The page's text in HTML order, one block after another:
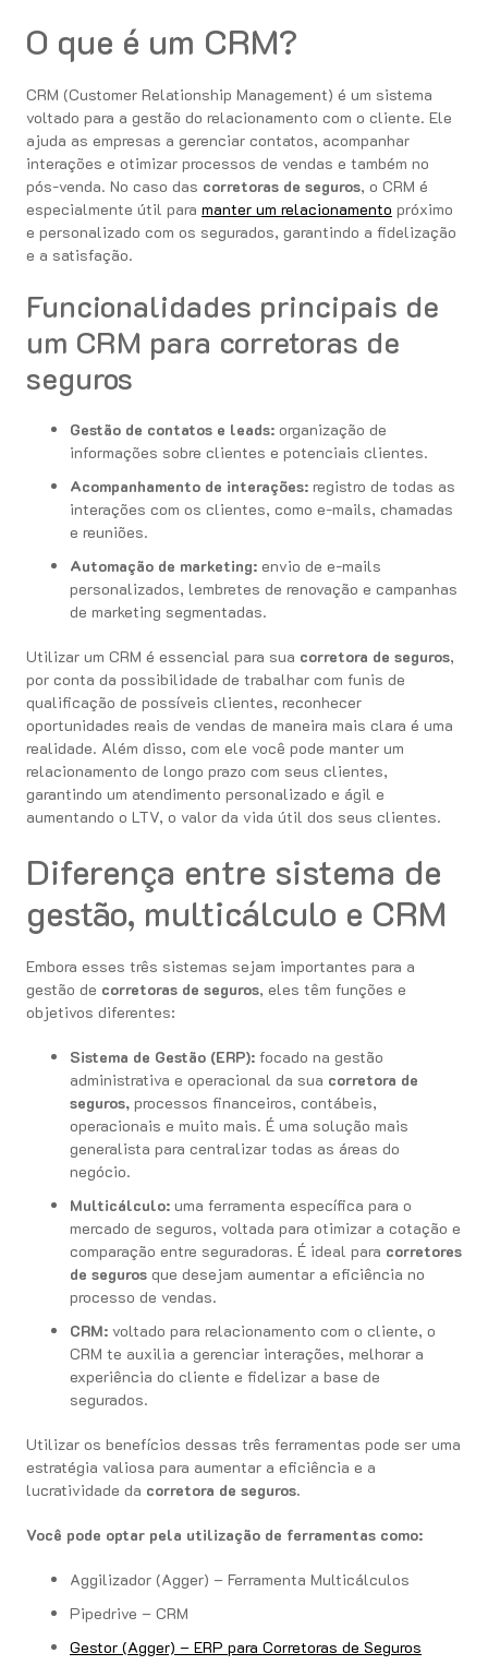
O que é um CRM?
CRM (Customer Relationship Management) é um sistema
voltado para a gestão do relacionamento com o cliente. Ele
ajuda as empresas a gerenciar contatos, acompanhar
interações e otimizar processos de vendas e também no
pós-venda. No caso das corretoras de seguros, o CRM é
especialmente útil para manter um relacionamento próximo
e personalizado com os segurados, garantindo a fidelização
e a satisfação.
Funcionalidades principais de
um CRM para corretoras de
seguros
Gestão de contatos e leads: organização de
informações sobre clientes e potenciais clientes.
Acompanhamento de interações: registro de todas as
interações com os clientes, como e-mails, chamadas
e reuniões.
Automação de marketing: envio de e-mails
personalizados, lembretes de renovação e campanhas
de marketing segmentadas.
Utilizar um CRM é essencial para sua corretora de seguros,
por conta da possibilidade de trabalhar com funis de
qualificação de possíveis clientes, reconhecer
oportunidades reais de vendas de maneira mais clara é uma
realidade. Além disso, com ele você pode manter um
relacionamento de longo prazo com seus clientes,
garantindo um atendimento personalizado e ágil e
aumentando o LTV, o valor da vida útil dos seus clientes.
Diferença entre sistema de
gestão, multicálculo e CRM
Embora esses três sistemas sejam importantes para a
gestão de corretoras de seguros, eles têm funções e
objetivos diferentes:
Sistema de Gestão (ERP): focado na gestão
administrativa e operacional da sua corretora de
seguros, processos financeiros, contábeis,
operacionais e muito mais. É uma solução mais
generalista para centralizar todas as áreas do
negócio.
Multicálculo: uma ferramenta específica para o
mercado de seguros, voltada para otimizar a cotação e
comparação entre seguradoras. É ideal para corretores
de seguros que desejam aumentar a eficiência no
processo de vendas.
CRM: voltado para relacionamento com o cliente, o
CRM te auxilia a gerenciar interações, melhorar a
experiência do cliente e fidelizar a base de
segurados.
Utilizar os benefícios dessas três ferramentas pode ser uma
estratégia valiosa para aumentar a eficiência e a
lucratividade da corretora de seguros.
Você pode optar pela utilização de ferramentas como:
Aggilizador (Agger) – Ferramenta Multicálculos
Pipedrive – CRM
Gestor (Agger) – ERP para Corretoras de Seguros